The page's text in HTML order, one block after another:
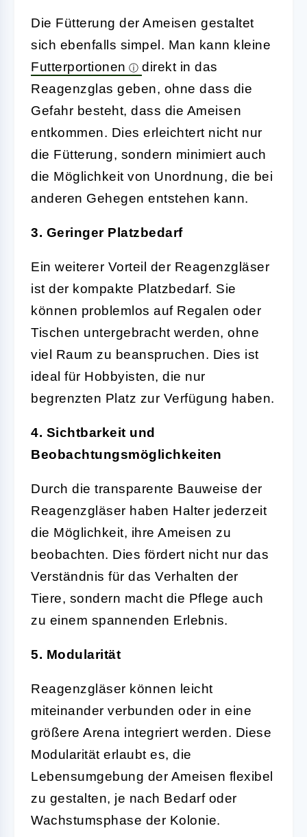
Die Fütterung der Ameisen gestaltet
sich ebenfalls simpel. Man kann kleine
Futterportionen
direkt in das
Reagenzglas geben, ohne dass die
Gefahr besteht, dass die Ameisen
entkommen. Dies erleichtert nicht nur
die Fütterung, sondern minimiert auch
die Möglichkeit von Unordnung, die bei
anderen Gehegen entstehen kann.
3. Geringer Platzbedarf
Ein weiterer Vorteil der Reagenzgläser
ist der kompakte Platzbedarf. Sie
können problemlos auf Regalen oder
Tischen untergebracht werden, ohne
viel Raum zu beanspruchen. Dies ist
ideal für Hobbyisten, die nur
begrenzten Platz zur Verfügung haben.
4. Sichtbarkeit und
Beobachtungsmöglichkeiten
Durch die transparente Bauweise der
Reagenzgläser haben Halter jederzeit
die Möglichkeit, ihre Ameisen zu
beobachten. Dies fördert nicht nur das
Verständnis für das Verhalten der
Tiere, sondern macht die Pflege auch
zu einem spannenden Erlebnis.
5. Modularität
Reagenzgläser können leicht
miteinander verbunden oder in eine
größere Arena integriert werden. Diese
Modularität erlaubt es, die
Lebensumgebung der Ameisen flexibel
zu gestalten, je nach Bedarf oder
Wachstumsphase der Kolonie.